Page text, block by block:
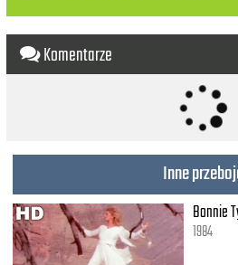
Komentarze
Inne
Bonnie
1984